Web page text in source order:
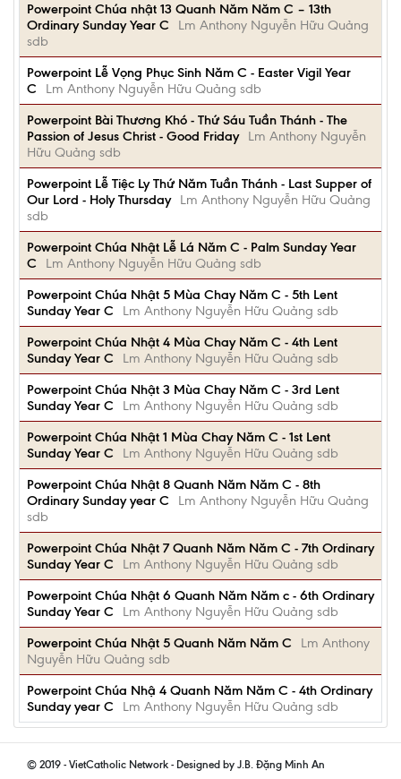
Powerpoint Chúa nhật 13 Quanh Năm Năm C – 13th
Ordinary Sunday Year C
Lm Anthony Nguyễn Hữu Quảng
sdb
Powerpoint Lễ Vọng Phục Sinh Năm C - Easter Vigil Year
C
Lm Anthony Nguyễn Hữu Quảng sdb
Powerpoint Bài Thương Khó - Thứ Sáu Tuần Thánh - The
Passion of Jesus Christ - Good Friday
Lm Anthony Nguyễn
Hữu Quảng sdb
Powerpoint Lễ Tiệc Ly Thứ Năm Tuần Thánh - Last Supper of
Our Lord - Holy Thursday
Lm Anthony Nguyễn Hữu Quảng
sdb
Powerpoint Chúa Nhật Lễ Lá Năm C - Palm Sunday Year
C
Lm Anthony Nguyễn Hữu Quảng sdb
Powerpoint Chúa Nhật 5 Mùa Chay Năm C - 5th Lent
Sunday Year C
Lm Anthony Nguyễn Hữu Quảng sdb
Powerpoint Chúa Nhật 4 Mùa Chay Năm C - 4th Lent
Sunday Year C
Lm Anthony Nguyễn Hữu Quảng sdb
Powerpoint Chúa Nhật 3 Mùa Chay Năm C - 3rd Lent
Sunday Year C
Lm Anthony Nguyễn Hữu Quảng sdb
Powerpoint Chúa Nhật 1 Mùa Chay Năm C - 1st Lent
Sunday Year C
Lm Anthony Nguyễn Hữu Quảng sdb
Powerpoint Chúa Nhật 8 Quanh Năm Năm C - 8th
Ordinary Sunday year C
Lm Anthony Nguyễn Hữu Quảng
sdb
Powerpoint Chúa Nhật 7 Quanh Năm Năm C - 7th Ordinary
Sunday Year C
Lm Anthony Nguyễn Hữu Quảng sdb
Powerpoint Chúa Nhật 6 Quanh Năm Năm c - 6th Ordinary
Sunday Year C
Lm Anthony Nguyễn Hữu Quảng sdb
Powerpoint Chúa Nhật 5 Quanh Năm Năm C
Lm Anthony
Nguyễn Hữu Quảng sdb
Powerpoint Chúa Nhậ 4 Quanh Năm Năm C - 4th Ordinary
Sunday year C
Lm Anthony Nguyễn Hữu Quảng sdb
© 2019 - VietCatholic Network - Designed by J.B. Đặng Minh An